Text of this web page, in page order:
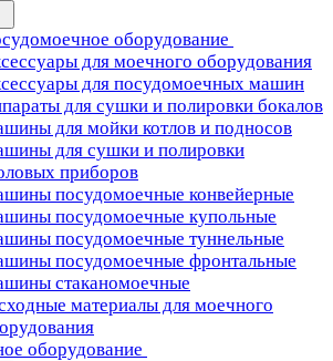
оборудование
для моечного оборудования
для посудомоечных машин
для сушки и полировки бокалов
для мойки котлов и подносов
для сушки и полировки
приборов
посудомоечные конвейерные
посудомоечные купольные
посудомоечные туннельные
посудомоечные фронтальные
стаканомоечные
материалы для моечного
оборудование